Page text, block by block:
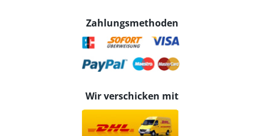
Zahlungsmethoden
Wir verschicken mit